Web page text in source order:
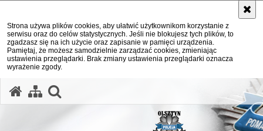
Strona używa plików cookies, aby ułatwić użytkownikom korzystanie z
serwisu oraz do celów statystycznych. Jeśli nie blokujesz tych plików, to
zgadzasz się na ich użycie oraz zapisanie w pamięci urządzenia.
Pamiętaj, że możesz samodzielnie zarządzać cookies, zmieniając
ustawienia przeglądarki. Brak zmiany ustawienia przeglądarki oznacza
wyrażenie zgody.